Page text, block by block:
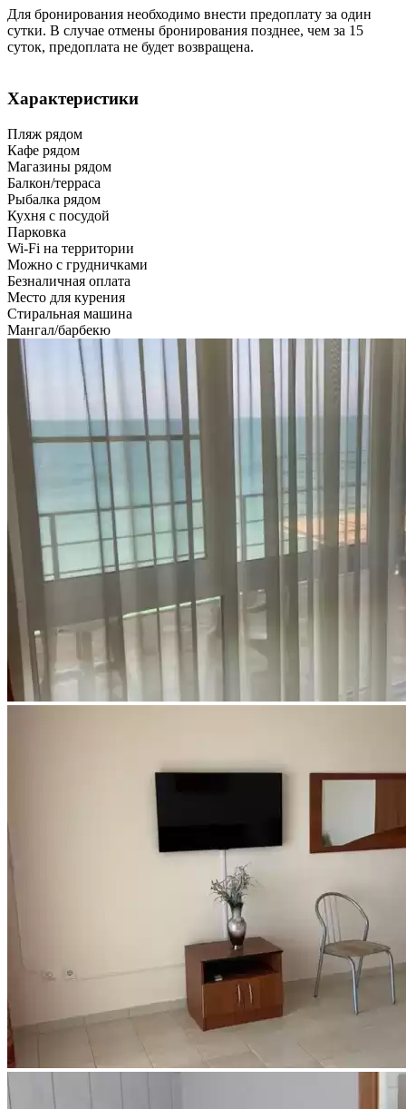
Для бронирования необходимо внести предоплату за один
сутки. В случае отмены бронирования позднее, чем за 15
суток, предоплата не будет возвращена.
Характеристики
Пляж рядом
Кафе рядом
Магазины рядом
Балкон/терраса
Рыбалка рядом
Кухня с посудой
Парковка
Wi-Fi на территории
Можно с грудничками
Безналичная оплата
Место для курения
Стиральная машина
Мангал/барбекю